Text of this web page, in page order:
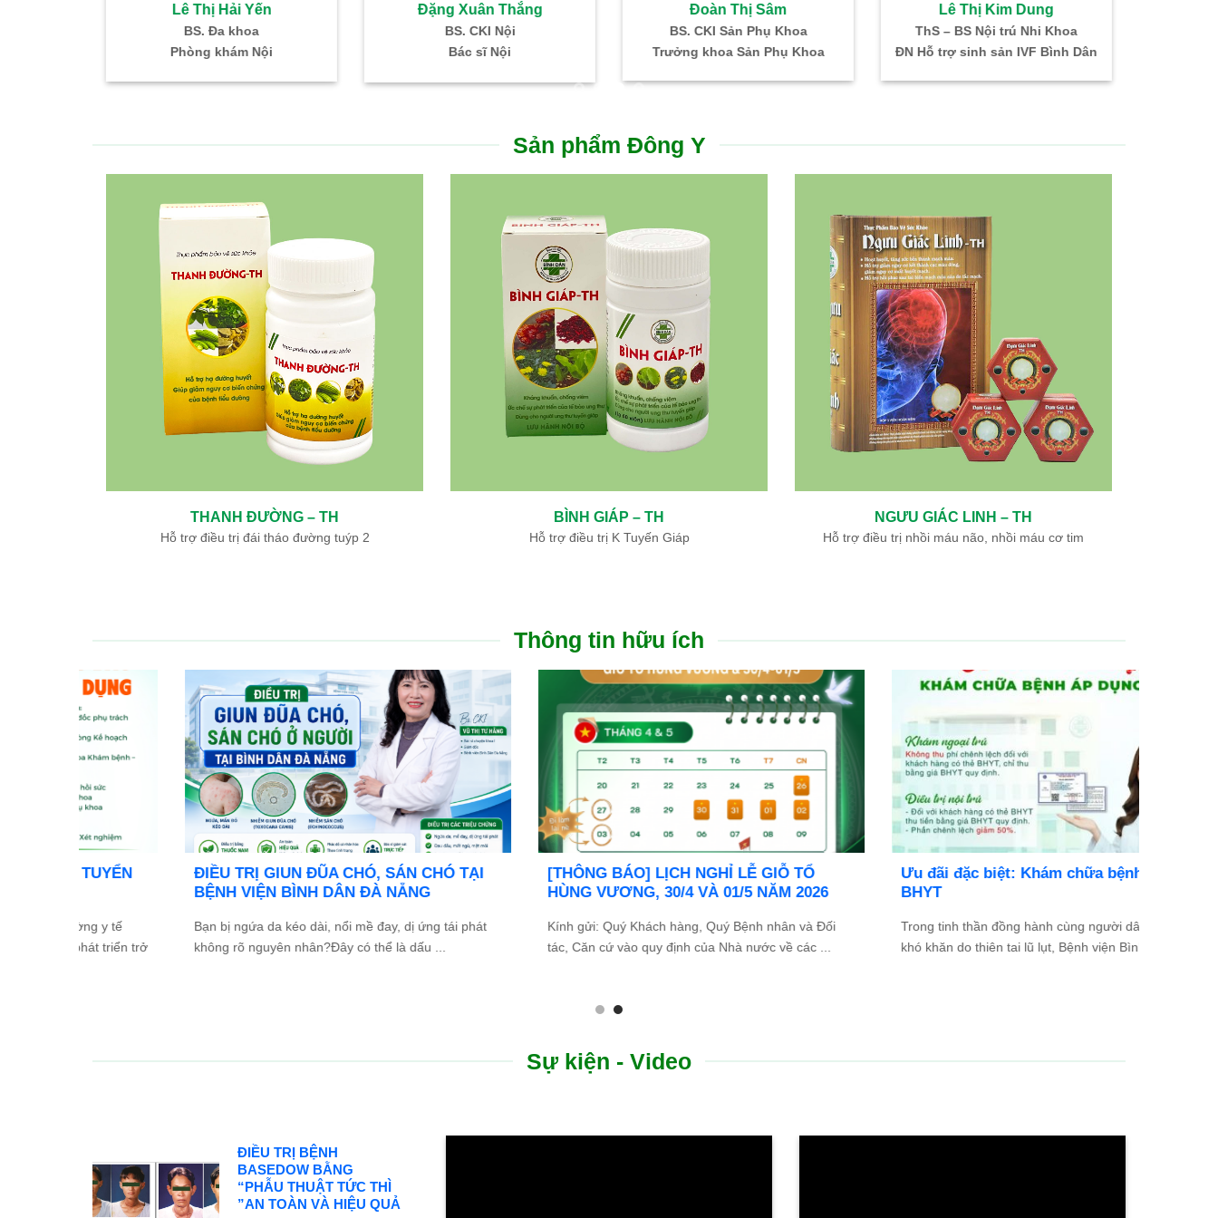
Lê Thị Hải Yến
BS. Đa khoa
Phòng khám Nội
Đặng Xuân Thắng
BS. CKI Nội
Bác sĩ Nội
Đoàn Thị Sâm
BS. CKI Sản Phụ Khoa
Trưởng khoa Sản Phụ Khoa
Lê Thị Kim Dung
ThS – BS Nội trú Nhi Khoa
ĐN Hỗ trợ sinh sản IVF Bình Dân
Sản phẩm Đông Y
THANH ĐƯỜNG – TH
Hỗ trợ điều trị đái tháo đường tuýp 2
BÌNH GIÁP – TH
Hỗ trợ điều trị K Tuyến Giáp
NGƯU GIÁC LINH – TH
Hỗ trợ điều trị nhồi máu não, nhồi máu cơ tim
Thông tin hữu ích
Ưu đãi đặc biệt: Khám chữa bệnh áp dụng
Trong tinh thần đồng hành cùng người dân vượt qua
khó khăn do thiên tai lũ lụt, Bệnh viện Bình Dân ...
Bệnh viện Bình Dân Đà Nẵng thông báo
Bệnh viện Bình Dân Đà Nẵng đang tìm kiếm những
ứng viên tài năng, nhiệt huyết để gia nhập đội ngũ ...
Danh sách người thực hành khám bệnh,
chữa bệnh
...
Sự kiện - Video
ĐIỀU TRỊ BỆNH
BASEDOW BẰNG
“PHẪU THUẬT TỨC THÌ
”AN TOÀN VÀ HIỆU QUẢ